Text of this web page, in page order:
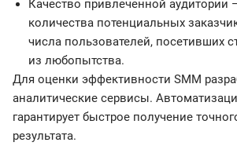
Качество привлеченной аудитории
количества потенциальных
числа пользователей, посетивших
из любопытства.
Для оценки эффективности SMM
аналитические сервисы.
гарантирует быстрое получение
результата.